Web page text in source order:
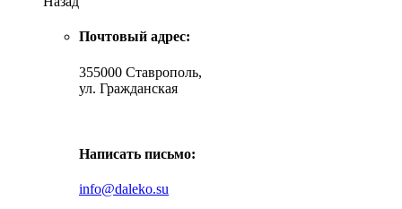
Почтовый адрес:
355000 Ставрополь,
ул. Гражданская
Написать письмо:
info@daleko.su